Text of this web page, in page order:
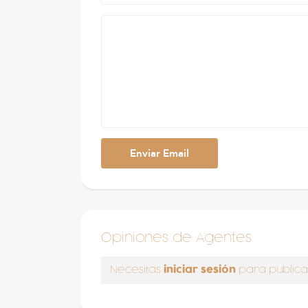
Opiniones de Agentes
Necesitas iniciar sesión para